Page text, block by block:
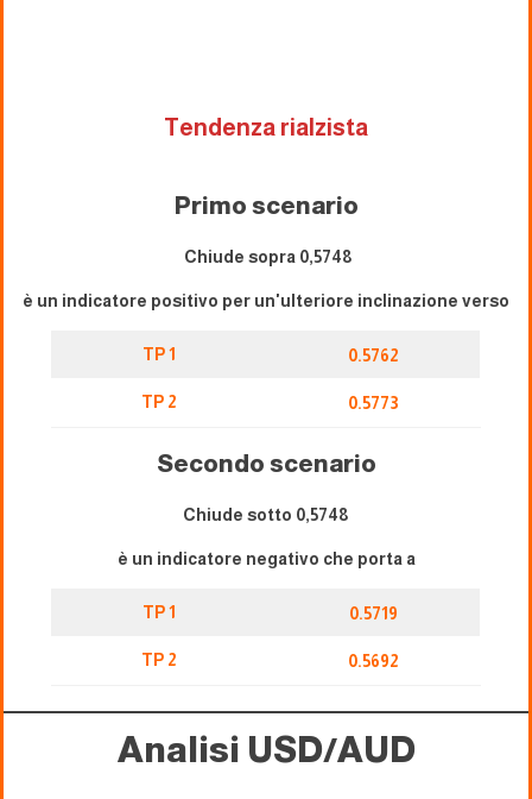
Tendenza rialzista
Primo scenario
Chiude sopra 0,5748
è un indicatore positivo per un'ulteriore inclinazione verso
TP 1 0.5762
TP 2 0.5773
Secondo scenario
Chiude sotto 0,5748
è un indicatore negativo che porta a
TP 1 0.5719
TP 2 0.5692
Analisi USD/AUD